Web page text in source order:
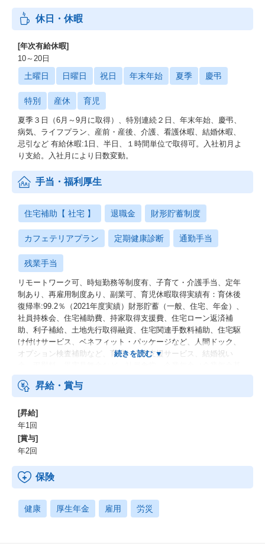
休日・休暇
[年次有給休暇]
10～20日
土曜日 日曜日 祝日 年末年始 夏季 慶弔
特別 産休 育児
夏季３日（6月～9月に取得）、特別連続２日、年末年始、慶弔、
病気、ライフプラン、産前・産後、介護、看護休暇、結婚休暇、
忌引など 有給休暇:1日、半日、１時間単位で取得可。入社初月よ
り支給。入社月により日数変動。
手当・福利厚生
住宅補助【 社宅 】 退職金 財形貯蓄制度
カフェテリアプラン 定期健康診断 通勤手当
残業手当
リモートワーク可、時短勤務等制度有、子育て・介護手当、定年
制あり、再雇用制度あり、副業可、育児休暇取得実績有：育休後
復帰率:99.2％（2021年度実績）財形貯蓄（一般、住宅、年金）、
社員持株会、住宅補助費、持家取得支援費、住宅ローン返済補
助、利子補給、土地先行取得融資、住宅関連手数料補助、住宅駆
け付けサービス、ベネフィット・パッケージなど、人間ドック、
オプション検査補助など、育児・介護支援サービス、結婚祝い
金、確定拠出年金）、電気通信共済会(個人年金、遺児育英基金)
昇給・賞与
[昇給]
年1回
[賞与]
年2回
保険
健康 厚生年金 雇用 労災